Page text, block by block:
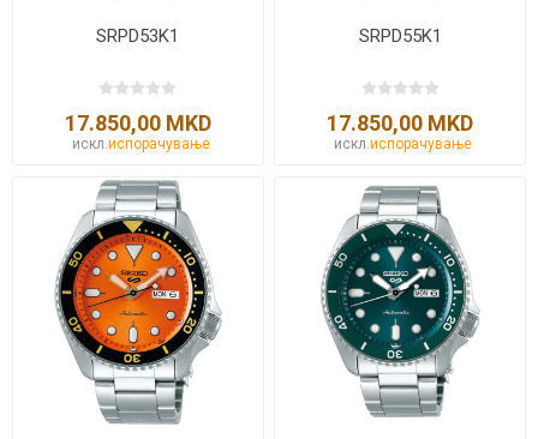
SRPD53K1
17.850,00 MKD
искл.испорачување
SRPD55K1
17.850,00 MKD
искл.испорачување